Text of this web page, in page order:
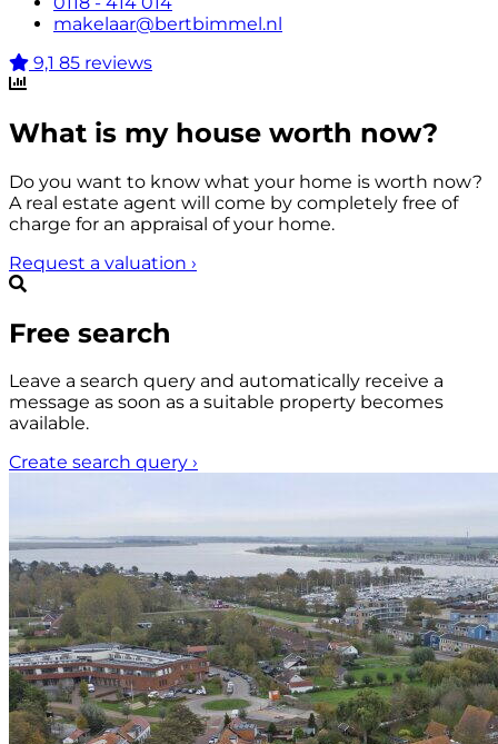
makelaar@bertbimmel.nl
9,1 85 reviews
What is my house worth now?
Do you want to know what your home is worth now?
A real estate agent will come by completely free of
charge for an appraisal of your home.
Request a valuation ›
Free search
Leave a search query and automatically receive a
message as soon as a suitable property becomes
available.
Create search query ›